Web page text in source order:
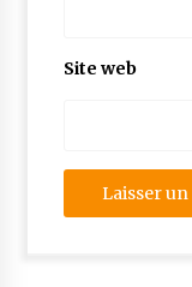
Site web